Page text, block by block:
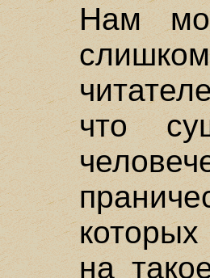
Нам
что
на